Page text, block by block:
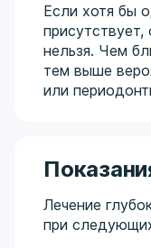
Если хотя бы
присутствует,
нельзя. Чем
тем выше
или
Лечение
при